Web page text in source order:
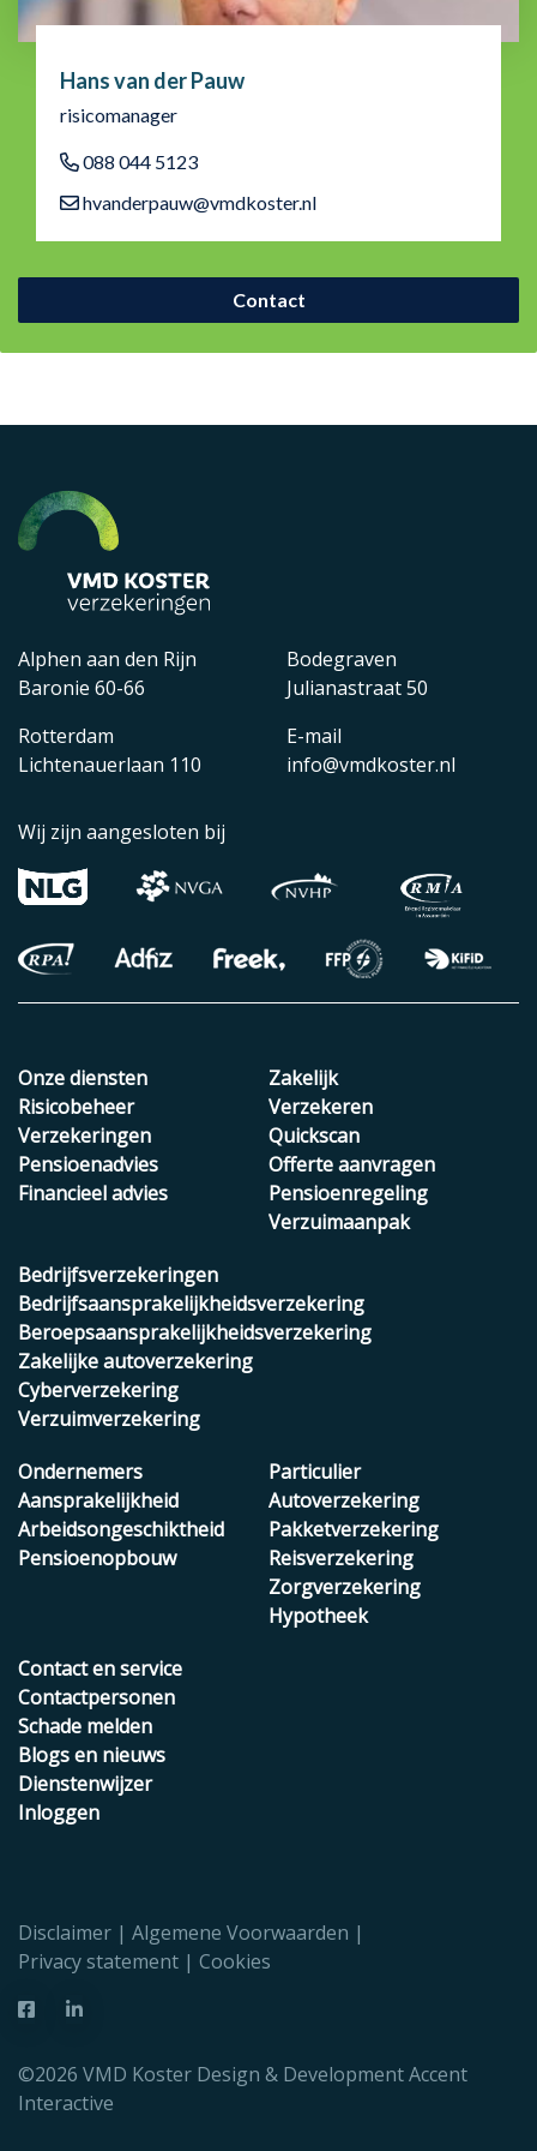
Hans van der Pauw
risicomanager
088 044 5123
hvanderpauw@vmdkoster.nl
Contact
Alphen aan den Rijn
Baronie 60-66
Rotterdam
Lichtenauerlaan 110
Bodegraven
Julianastraat 50
E-mail
info@vmdkoster.nl
Wij zijn aangesloten bij
Onze diensten
Risicobeheer
Verzekeringen
Pensioenadvies
Financieel advies
Zakelijk
Verzekeren
Quickscan
Offerte aanvragen
Pensioenregeling
Verzuimaanpak
Bedrijfsverzekeringen
Bedrijfsaansprakelijkheidsverzekering
Beroepsaansprakelijkheidsverzekering
Zakelijke autoverzekering
Cyberverzekering
Verzuimverzekering
Ondernemers
Aansprakelijkheid
Arbeidsongeschiktheid
Pensioenopbouw
Particulier
Autoverzekering
Pakketverzekering
Reisverzekering
Zorgverzekering
Hypotheek
Contact en service
Contactpersonen
Schade melden
Blogs en nieuws
Dienstenwijzer
Inloggen
©2026 VMD Koster Design & DevelopmentAccent
Interactive
Disclaimer
Algemene Voorwaarden
Privacy statement
Cookies